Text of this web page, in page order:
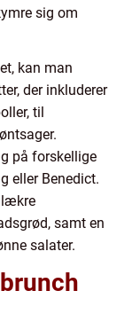
sig om
kan man
der inkluderer
til
på forskellige
eller Benedict.
lækre
samt en
salater.